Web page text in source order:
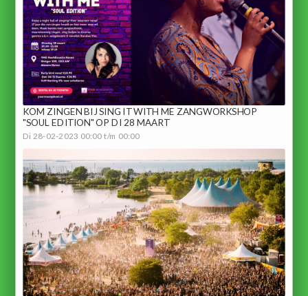
KOM ZINGEN BIJ SING IT WITH ME ZANGWORKSHOP
"SOUL EDITION" OP DI 28 MAART
Di 28-02-2023 00:00 t/m 00:00